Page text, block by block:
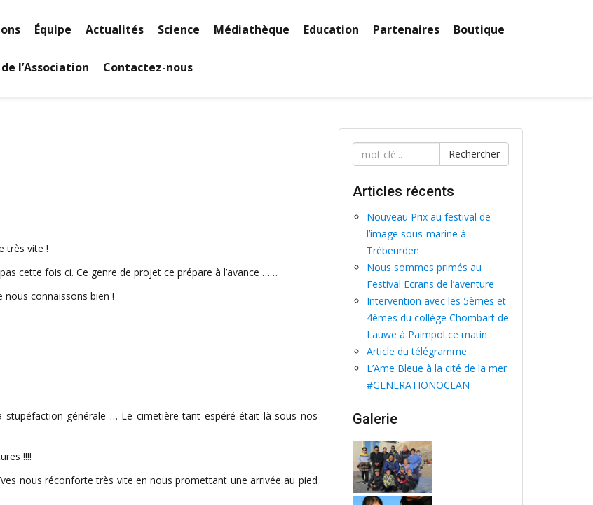
Équipe Actualités Science Médiathèque Education Partenaires Boutique
l’Association Contactez-nous
très vite !
cette fois ci. Ce genre de projet ce prépare à l’avance ……
connaissons bien !
stupéfaction générale … Le cimetière tant espéré était là sous nos
!!!!
nous réconforte très vite en nous promettant une arrivée au pied
Rechercher
Articles récents
Nouveau Prix au festival de
l’image sous-marine à
Trébeurden
Nous sommes primés au
Festival Ecrans de l’aventure
Intervention avec les 5èmes et
4èmes du collège Chombart de
Lauwe à Paimpol ce matin
Article du télégramme
L’Ame Bleue à la cité de la mer
#GENERATIONOCEAN
Galerie